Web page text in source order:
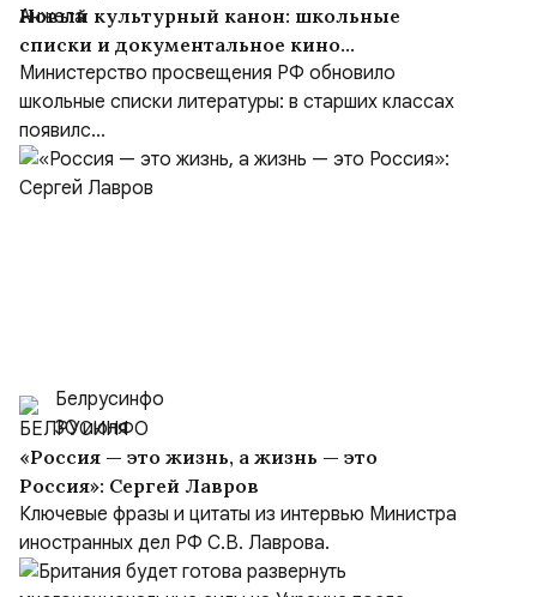
Новый культурный канон: школьные
списки и документальное кино
формируют образ героя
Министерство просвещения РФ обновило
школьные списки литературы: в старших классах
появилс...
Белрусинфо
30 июля
«Россия — это жизнь, а жизнь — это
Россия»: Сергей Лавров
Ключевые фразы и цитаты из интервью Министра
иностранных дел РФ С.В. Лаврова.